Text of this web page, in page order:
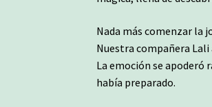
Nada más comenzar la
Nuestra compañera
La emoción se apoderó
había preparado.